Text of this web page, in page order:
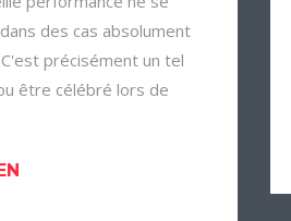
des cas absolument
précisément un tel
être célébré lors de